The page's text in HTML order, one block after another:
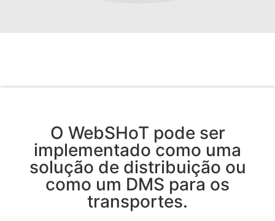
O WebSHoT pode ser
implementado como uma
solução de distribuição ou
como um DMS para os
transportes.